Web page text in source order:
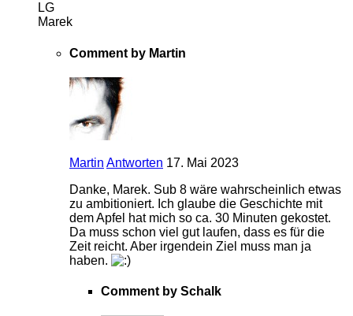
LG
Marek
Comment by Martin
Martin Antworten 17. Mai 2023
Danke, Marek. Sub 8 wäre wahrscheinlich etwas
zu ambitioniert. Ich glaube die Geschichte mit
dem Apfel hat mich so ca. 30 Minuten gekostet.
Da muss schon viel gut laufen, dass es für die
Zeit reicht. Aber irgendein Ziel muss man ja
haben.
Comment by Schalk